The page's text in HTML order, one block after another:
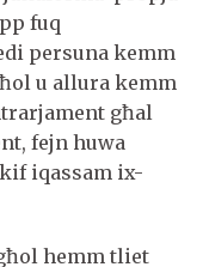
fuq
persuna kemm
u allura kemm
għal
fejn huwa
iqassam ix-
hemm tliet